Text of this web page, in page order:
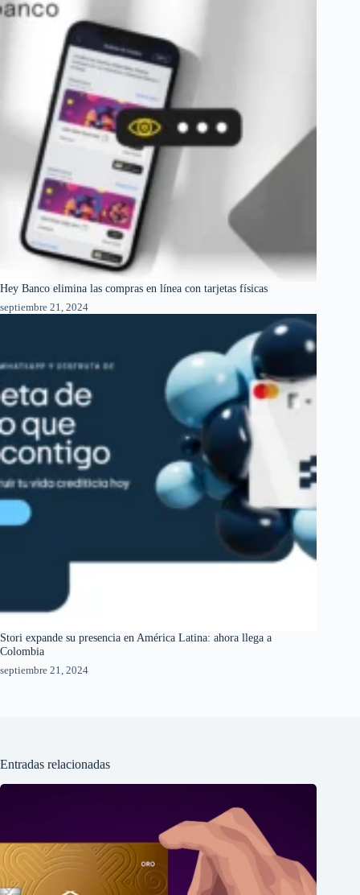
Hey Banco elimina las compras en línea con tarjetas físicas
septiembre 21, 2024
Stori expande su presencia en América Latina: ahora llega a
Colombia
septiembre 21, 2024
Entradas relacionadas